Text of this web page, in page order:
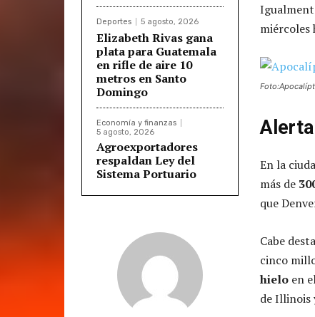
Deportes 5 agosto, 2026
Elizabeth Rivas gana
plata para Guatemala
en rifle de aire 10
metros en Santo
Domingo
Economía y finanzas
5 agosto, 2026
Agroexportadores
respaldan Ley del
Sistema Portuario
miércoles
En la
más de
que
Cabe
cinco
hielo en
de Illinois